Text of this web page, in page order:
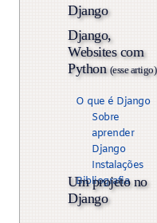
Django
Django,
Websites com
Python(esse artigo)
O que é Django
Sobre
aprender
Django
Instalações
Bibliografia
Um projeto no
Django